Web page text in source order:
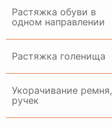
Растяжка обуви в
одном направлении
Растяжка голенища
Укорачивание ремня,
ручек